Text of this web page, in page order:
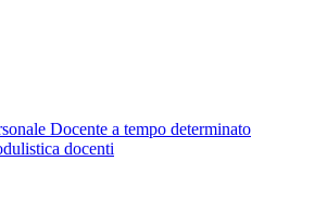
Docente a tempo determinato
docenti